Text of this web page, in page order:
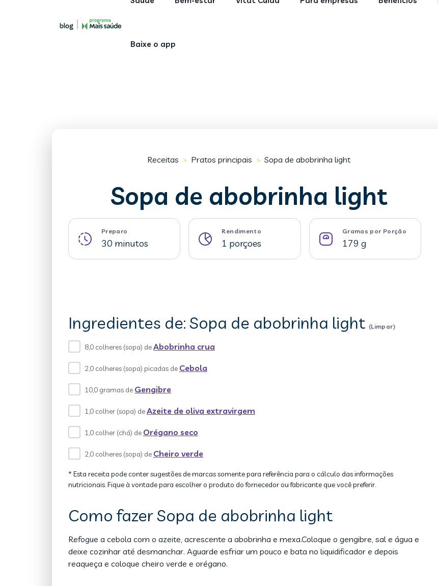
Baixe o app
Receitas > Pratos principais > Sopa de abobrinha light
Sopa de abobrinha light
Preparo
30 minutos
Rendimento
1 porçoes
Gramas por Porção
179 g
Ingredientes de: Sopa de abobrinha light (Limpar)
8,0 colheres (sopa) deAbobrinha crua
2,0 colheres (sopa) picadas de Cebola
10,0 gramas de Gengibre
1,0 colher (sopa) deAzeite de oliva extravirgem
1,0 colher (chá) de Orégano seco
2,0 colheres (sopa) de Cheiro verde
* Esta receita pode conter sugestões de marcas somente para referência para o cálculo das informações
nutricionais. Fique à vontade para escolher o produto do fornecedor ou fabricante que você preferir.
Como fazer Sopa de abobrinha light
Refogue a cebola com o azeite, acrescente a abobrinha e mexa.Coloque o gengibre, sal e água e
deixe cozinhar até desmanchar. Aguarde esfriar um pouco e bata no liquidificador e depois
reaqueça e coloque cheiro verde e orégano.